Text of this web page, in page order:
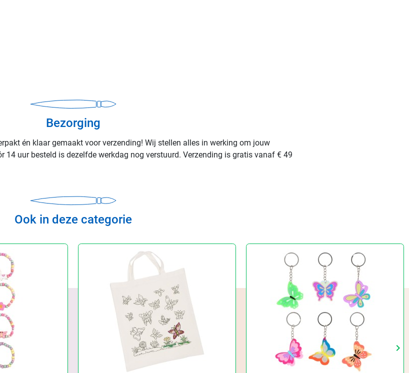
Bezorging
én klaar gemaakt voor verzending! Wij stellen alles in werking om jouw
14 uur besteld is dezelfde werkdag nog verstuurd. Verzending is gratis vanaf € 49
Ook in deze categorie
keyboard_arrow_right